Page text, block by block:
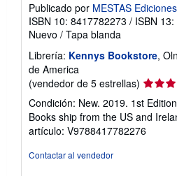
Publicado por MESTAS
ISBN 10: 8417782273 / ISBN
Nuevo / Tapa blanda
Librería: Kennys Bookstore,
de America
(vendedor de 5 estrellas)
del
5
de
Condición: New. 2019. 1st
Books ship from the US and
artículo: V9788417782276
Contactar al vendedor